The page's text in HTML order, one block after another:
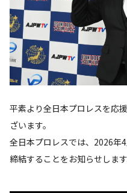
平素より全日本プロレスを応
ざいます。
全日本プロレスでは、2026年
締結することをお知らせします